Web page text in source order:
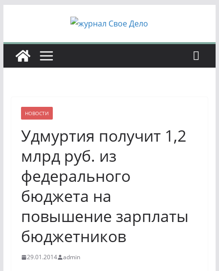
НОВОСТИ
Удмуртия получит 1,2
млрд руб. из
федерального
бюджета на
повышение зарплаты
бюджетников
29.01.2014 admin